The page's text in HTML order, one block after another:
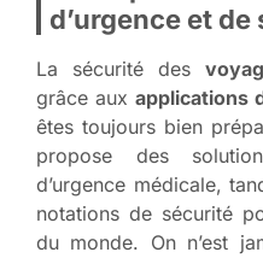
d’urgence et de
La sécurité des
grâce aux applications
êtes toujours bien
propose des
d’urgence médicale,
notations de sécurité
du monde. On n’est